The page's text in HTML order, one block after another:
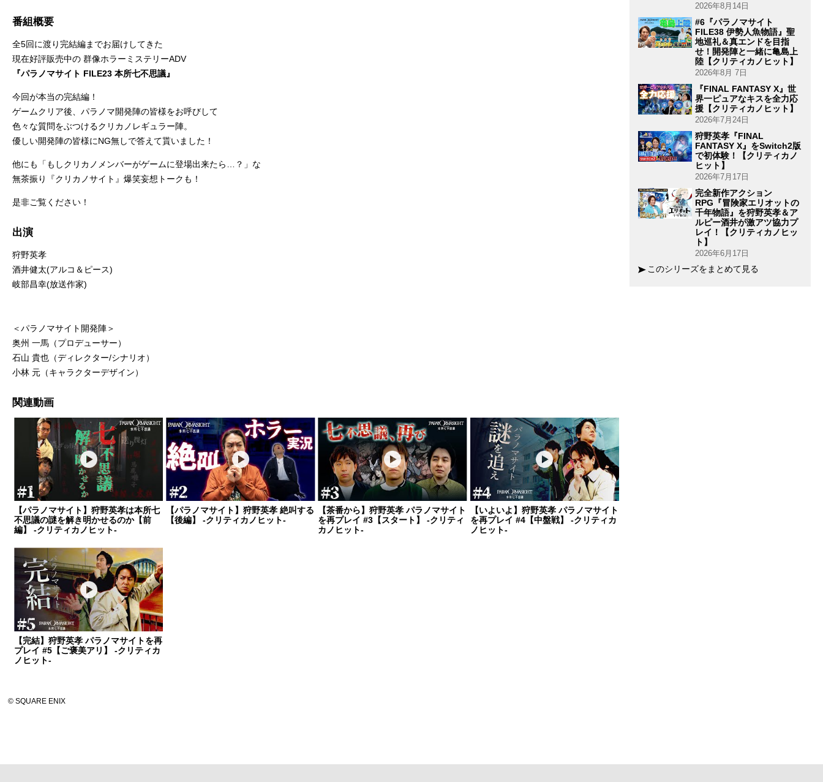
番組概要
全5回に渡り完結編までお届けしてきた
現在好評販売中の 群像ホラーミステリーADV
『パラノマサイト FILE23 本所七不思議』
今回が本当の完結編！
ゲームクリア後、パラノマ開発陣の皆様をお呼びして
色々な質問をぶつけるクリカノレギュラー陣。
優しい開発陣の皆様にNG無しで答えて貰いました！
他にも「もしクリカノメンバーがゲームに登場出来たら…？」な
無茶振り『クリカノサイト』爆笑妄想トークも！
是非ご覧ください！
出演
狩野英孝
酒井健太(アルコ＆ピース)
岐部昌幸(放送作家)
＜パラノマサイト開発陣＞
奥州 一馬（プロデューサー）
石山 貴也（ディレクター/シナリオ）
小林 元（キャラクターデザイン）
関連動画
【パラノマサイト】狩野英孝は本所七
不思議の謎を解き明かせるのか【前
編】 -クリティカノヒット-
【パラノマサイト】狩野英孝 絶叫する
【後編】 -クリティカノヒット-
【茶番から】狩野英孝 パラノマサイト
を再プレイ #3【スタート】 -クリティ
カノヒット-
【いよいよ】狩野英孝 パラノマサイト
を再プレイ #4【中盤戦】 -クリティカ
ノヒット-
【完結】狩野英孝 パラノマサイトを再
プレイ #5【ご褒美アリ】 -クリティカ
ノヒット-
© SQUARE ENIX
2026年8月14日
#6『パラノマサイト
FILE38 伊勢人魚物語』聖
地巡礼＆真エンドを目指
せ！開発陣と一緒に亀島上
陸【クリティカノヒット】
2026年8月 7日
『FINAL FANTASY X』世
界一ピュアなキスを全力応
援【クリティカノヒット】
2026年7月24日
狩野英孝『FINAL
FANTASY X』をSwitch2版
で初体験！【クリティカノ
ヒット】
2026年7月17日
完全新作アクション
RPG『冒険家エリオットの
千年物語』を狩野英孝＆ア
ルピー酒井が激アツ協力プ
レイ！【クリティカノヒッ
ト】
2026年6月17日
このシリーズをまとめて見る